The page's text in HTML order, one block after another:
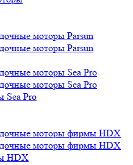
моторы Parsun
моторы Parsun
моторы Sea Pro
моторы Sea Pro
Sea Pro
моторы фирмы HDX
моторы фирмы HDX
HDX